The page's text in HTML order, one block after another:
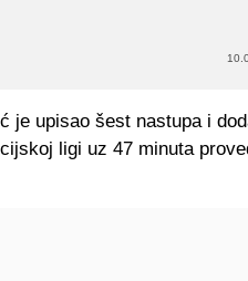
je upisao šest nastupa i
ligi uz 47 minuta